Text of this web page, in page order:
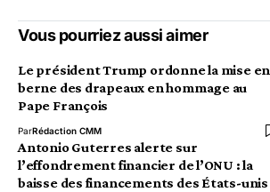
Vous pourriez aussi aimer
Le président Trump ordonne la mise en
berne des drapeaux en hommage au
Pape François
ParRédaction CMM
Antonio Guterres alerte sur
l’effondrement financier de l’ONU : la
baisse des financements des États-unis